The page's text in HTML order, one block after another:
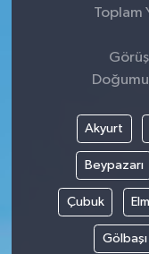
Toplam
Akyurt
Beypazarı
Çubuk
Gölbaşı